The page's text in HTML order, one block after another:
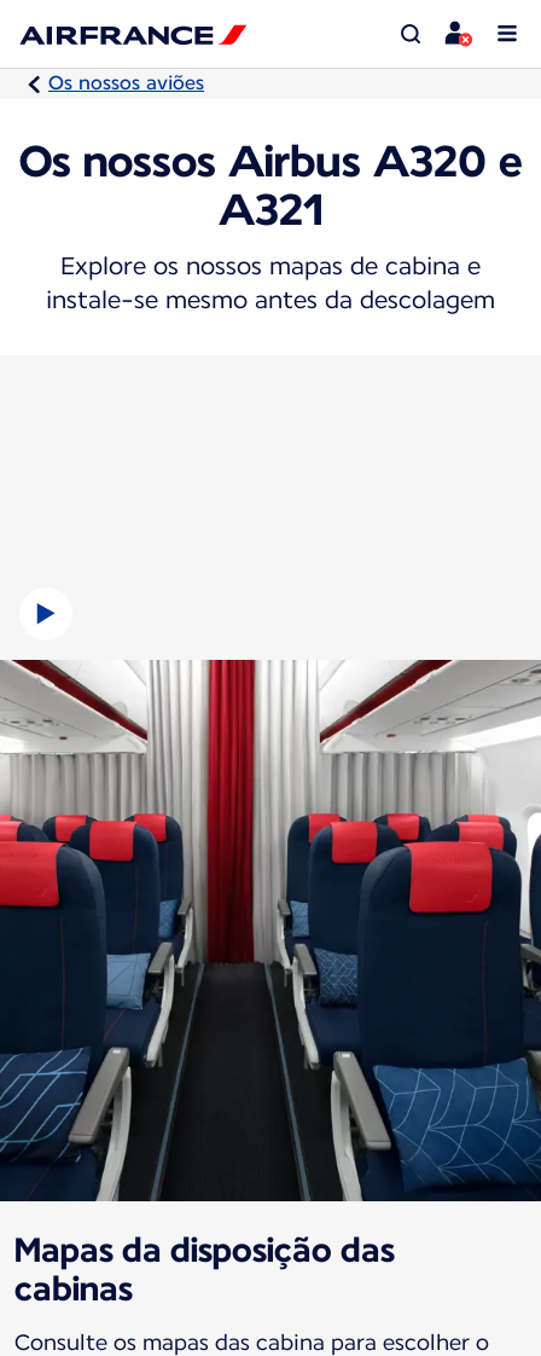
Os nossos aviões
Os nossos Airbus A320 e
A321
Explore os nossos mapas de cabina e
instale-se mesmo antes da descolagem
Mapas da disposição das
cabinas
Consulte os mapas das cabina para escolher o